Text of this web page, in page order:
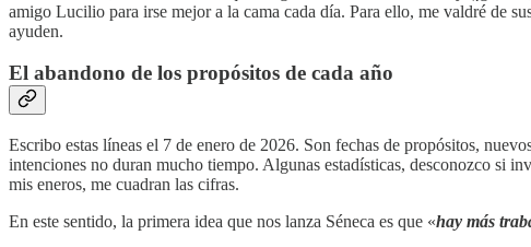
amigo Lucilio para irse mejor a la cama cada día. Para ello, me valdré de
ayuden.
El abandono de los propósitos de cada año
Escribo estas líneas el 7 de enero de 2026. Son fechas de propósitos,
intenciones no duran mucho tiempo. Algunas estadísticas, desconozco si
mis eneros, me cuadran las cifras.
En este sentido, la primera idea que nos lanza Séneca es que «hay más